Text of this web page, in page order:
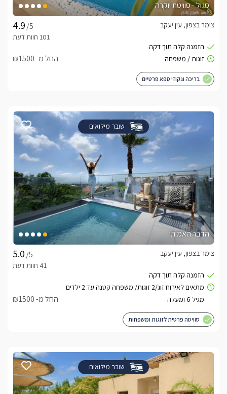
סגול - סוויטת יוקרה
/5
צימר בצפון, עין יעקב
החל מ- ₪1500
בריכה וגקוזי ספא פרטיים
שובר מילואים
הדבר האמיתי
/5
צימר בצפון, עין יעקב
החל מ- ₪1500
סוויטה פרטית לזוגות ומשפחות
שובר מילואים